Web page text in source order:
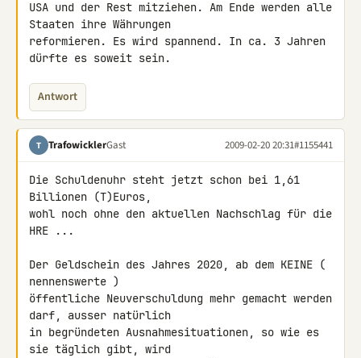
USA und der Rest mitziehen. Am Ende werden alle
Staaten ihre Währungen
reformieren. Es wird spannend. In ca. 3 Jahren
dürfte es soweit sein.
Antwort
T TrafowicklerGast 2009-02-20 20:31#1155441
Die Schuldenuhr steht jetzt schon bei 1,61
Billionen (T)Euros,
wohl noch ohne den aktuellen Nachschlag für die
HRE ...
Der Geldschein des Jahres 2020, ab dem KEINE (
nennenswerte )
öffentliche Neuverschuldung mehr gemacht werden
darf, ausser natürlich
in begründeten Ausnahmesituationen, so wie es
sie täglich gibt, wird